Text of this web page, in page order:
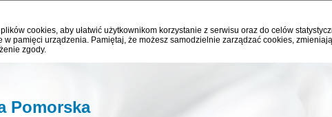
cookies, aby ułatwić użytkownikom korzystanie z serwisu oraz do celów
w pamięci urządzenia. Pamiętaj, że możesz samodzielnie zarządzać cookies,
zgody.
Pomorska